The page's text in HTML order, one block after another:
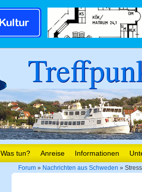
Was tun? Anreise Informationen
Forum » Nachrichten aus Schweden »